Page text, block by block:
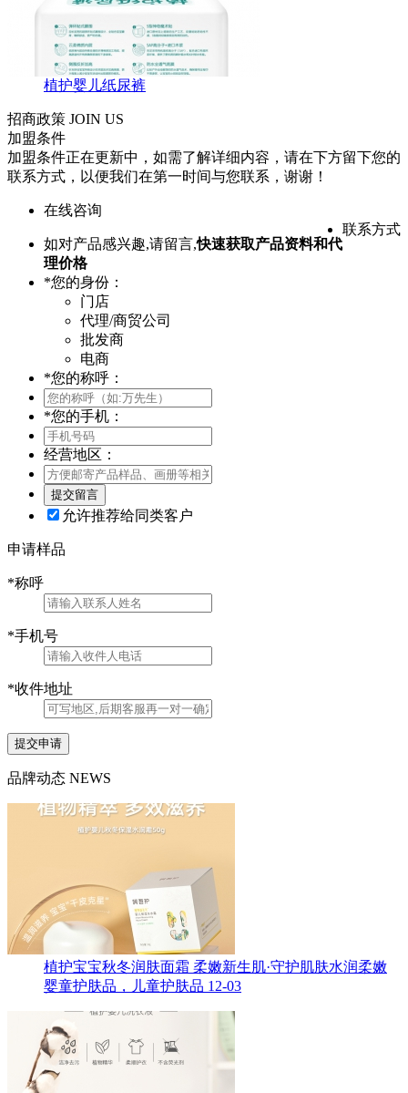
植护婴儿纸尿裤
招商政策 JOIN US
加盟条件
加盟条件正在更新中，如需了解详细内容，请在下方留下您的
联系方式，以便我们在第一时间与您联系，谢谢！
在线咨询
联系方式
如对产品感兴趣,请留言,快速获取产品资料和代
理价格
*您的身份：
门店
代理/商贸公司
批发商
电商
*您的称呼：
*您的手机：
经营地区：
允许推荐给同类客户
申请样品
*称呼
*手机号
*收件地址
提交申请
品牌动态 NEWS
植护宝宝秋冬润肤面霜 柔嫩新生肌·守护肌肤水润柔嫩
婴童护肤品，儿童护肤品 12-03